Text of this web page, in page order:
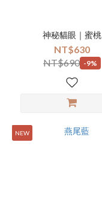
神秘貓眼｜蜜桃
NT$630
NT$690 -9%
NEW